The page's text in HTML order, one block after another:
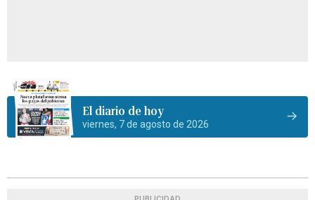
El diario de hoy
viernes, 7 de agosto de 2026